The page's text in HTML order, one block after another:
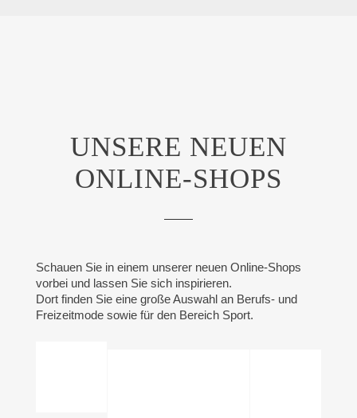
UNSERE NEUEN
ONLINE-SHOPS
Schauen Sie in einem unserer neuen Online-Shops
vorbei und lassen Sie sich inspirieren.
Dort finden Sie eine große Auswahl an Berufs- und
Freizeitmode sowie für den Bereich Sport.